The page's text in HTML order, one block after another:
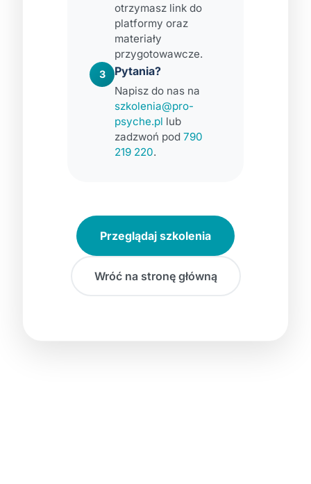
otrzymasz link do
platformy oraz
materiały
przygotowawcze.
3 Pytania?
Napisz do nas na
szkolenia@pro-
psyche.pl lub
zadzwoń pod 790
219 220.
Przeglądaj szkolenia
Wróć na stronę główną